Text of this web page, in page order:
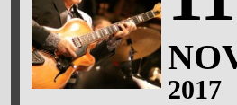
2017